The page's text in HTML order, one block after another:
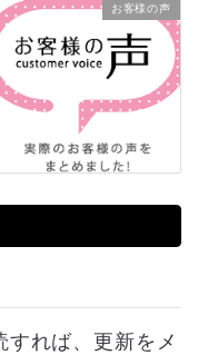
お客様の声
すれば、更新をメ